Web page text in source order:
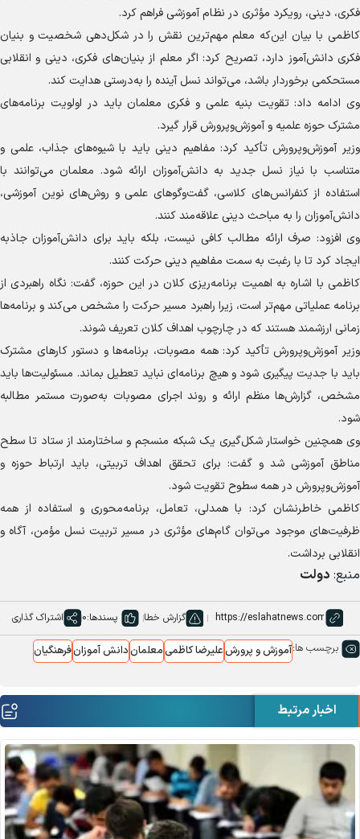
فکری، دینی، رویکرد مؤثری در نظام آموزشی فراهم کرد.
کاظمی با بیان این‌که معلم مهم‌ترین نقش را در شکل‌دهی شخصیت و بنیان
فکری دانش‌آموز دارد، تصریح کرد: اگر معلم از بنیان‌های فکری، دینی و انقلابی
مستحکمی برخوردار باشد، می‌تواند نسل آینده را به‌درستی هدایت کند.
وی ادامه داد: تقویت بنیه علمی و فکری معلمان باید در اولویت برنامه‌های
مشترک حوزه علمیه و آموزش‌وپرورش قرار گیرد.
وزیر آموزش‌وپرورش تأکید کرد: مفاهیم دینی باید با شیوه‌های جذاب، علمی و
متناسب با نیاز نسل جدید به دانش‌آموزان ارائه شود. معلمان می‌توانند با
استفاده از کنفرانس‌های کلاسی، گفت‌و‌گو‌های علمی و روش‌های نوین آموزشی،
دانش‌آموزان را به مباحث دینی علاقه‌مند کنند.
وی افزود: صرف ارائه مطالب کافی نیست، بلکه باید برای دانش‌آموزان جاذبه
ایجاد کرد تا با رغبت به سمت مفاهیم دینی حرکت کنند.
کاظمی با اشاره به اهمیت برنامه‌ریزی کلان در این حوزه، گفت: نگاه راهبردی از
برنامه عملیاتی مهم‌تر است، زیرا راهبرد مسیر حرکت را مشخص می‌کند و برنامه‌ها
زمانی ارزشمند هستند که در چارچوب اهداف کلان تعریف شوند.
وزیر آموزش‌وپرورش تأکید کرد: همه مصوبات، برنامه‌ها و دستور کار‌های مشترک
باید با جدیت پیگیری شود و هیچ برنامه‌ای نباید تعطیل بماند. مسئولیت‌ها باید
مشخص، گزارش‌ها منظم ارائه و روند اجرای مصوبات به‌صورت مستمر مطالبه
شود.
وی همچنین خواستار شکل‌گیری یک شبکه منسجم و ساختارمند از ستاد تا سطح
مناطق آموزشی شد و گفت: برای تحقق اهداف تربیتی، باید ارتباط حوزه و
آموزش‌وپرورش در همه سطوح تقویت شود.
کاظمی خاطرنشان کرد: با همدلی، تعامل، برنامه‌محوری و استفاده از همه
ظرفیت‌های موجود می‌توان گام‌های مؤثری در مسیر تربیت نسل مؤمن، آگاه و
انقلابی برداشت.
منبع: دولت
گزارش خطا پسندها:0 اشتراک گذاری
برچسب ها:آموزش و پرورشعلیرضا کاظمیمعلماندانش آموزانفرهنگیان
اخبار مرتبط